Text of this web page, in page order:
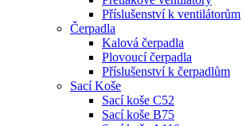
Příslušenství k ventilátorům
Čerpadla
Kalová čerpadla
Plovoucí čerpadla
Příslušenství k čerpadlům
Sací Koše
Sací koše C52
Sací koše B75